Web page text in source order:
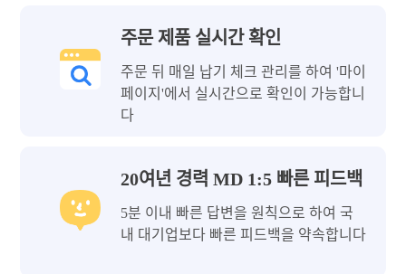
주문 제품 실시간 확인
주문 뒤 매일 납기 체크 관리를 하여 '마이
페이지'에서 실시간으로 확인이 가능합니
다
20여년 경력 MD 1:5 빠른 피드백
5분 이내 빠른 답변을 원칙으로 하여 국
내 대기업보다 빠른 피드백을 약속합니다